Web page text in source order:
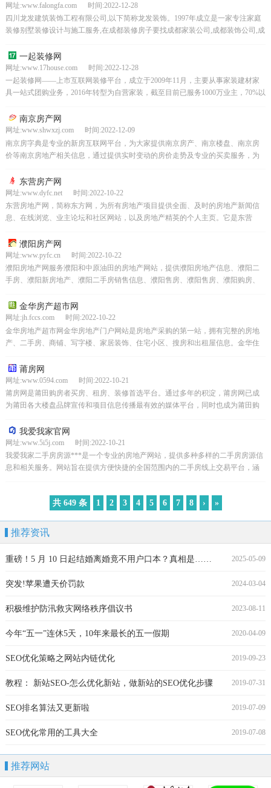
网址:www.falongfa.com 时间:2022-12-28
四川龙发建筑装饰工程有限公司,以下简称龙发装饰。1997年成立是一家专注家庭
装修别墅装修设计与施工服务,在成都装修房子要找成都家装公司,成都装饰公司,成
一起装修网
网址:www.17house.com 时间:2022-12-28
一起装修网——上市互联网装修平台，成立于2009年11月，主要从事家装建材家
具一站式团购业务，2016年转型为自营家装，截至目前已服务1000万业主，70%以
南京房产网
网址:www.shwxzj.com 时间:2022-12-09
南京房字典是专业的新房互联网平台，为大家提供南京房产、南京楼盘、南京房
价等南京房地产相关信息，通过提供实时变动的房价走势及专业的买卖服务，为
东营房产网
网址:www.dyfc.net 时间:2022-10-22
东营房地产网，简称东方网，为所有房地产项目提供全面、及时的房地产新闻信
息、在线浏览、业主论坛和社区网站，以及房地产精英的个人主页。它是东营
濮阳房产网
网址:www.pyfc.cn 时间:2022-10-22
濮阳房地产网服务濮阳和中原油田的房地产网站，提供濮阳房地产信息、濮阳二
手房、濮阳新房地产、濮阳二手房销售信息、濮阳售房、濮阳售房、濮阳购房、
金华房产超市网
网址:jh.fccs.com 时间:2022-10-22
金华房地产超市网金华房地产门户网站是房地产采购的第一站，拥有完整的房地
产、二手房、商铺、写字楼、家居装饰、住宅小区、搜房和出租屋信息。金华住
莆房网
网址:www.0594.com 时间:2022-10-21
莆房网是莆田购房者买房、租房、装修首选平台。通过多年的积淀，莆房网已成
为莆田各大楼盘品牌宣传和项目信息传播最有效的媒体平台，同时也成为莆田购
我爱我家官网
网址:www.5i5j.com 时间:2022-10-21
我爱我家二手房房源***是一个专业的房地产网站，提供多种多样的二手房房源信
息和相关服务。网站旨在提供方便快捷的全国范围内的二手房线上交易平台，涵
共 649 条 1 2 3 4 5 6 7 8 › »
推荐资讯
2025-05-09
重磅！5 月 10 日起结婚离婚竟不用户口本？真相是……
2024-03-04
突发!苹果遭天价罚款
2023-08-11
积极维护防汛救灾网络秩序倡议书
2020-04-09
今年“五一”连休5天，10年来最长的五一假期
2019-09-23
SEO优化策略之网站内链优化
2019-07-31
教程： 新站SEO-怎么优化新站，做新站的SEO优化步骤
2019-07-09
SEO排名算法又更新啦
2019-07-08
SEO优化常用的工具大全
推荐网站